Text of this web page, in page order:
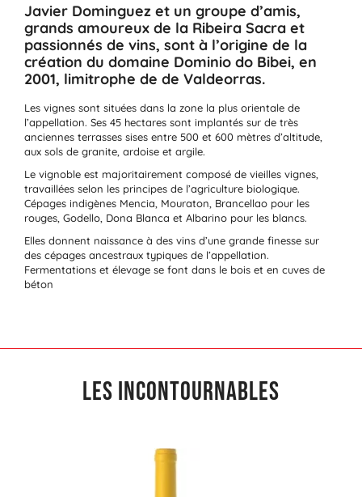
Javier Dominguez et un groupe d’amis,
grands amoureux de la Ribeira Sacra et
passionnés de vins, sont à l’origine de la
création du domaine Dominio do Bibei, en
2001, limitrophe de de Valdeorras.
Les vignes sont situées dans la zone la plus orientale de
l’appellation. Ses 45 hectares sont implantés sur de très
anciennes terrasses sises entre 500 et 600 mètres d’altitude,
aux sols de granite, ardoise et argile.
Le vignoble est majoritairement composé de vieilles vignes,
travaillées selon les principes de l’agriculture biologique.
Cépages indigènes Mencia, Mouraton, Brancellao pour les
rouges, Godello, Dona Blanca et Albarino pour les blancs.
Elles donnent naissance à des vins d’une grande finesse sur
des cépages ancestraux typiques de l’appellation.
Fermentations et élevage se font dans le bois et en cuves de
béton
Les incontournables